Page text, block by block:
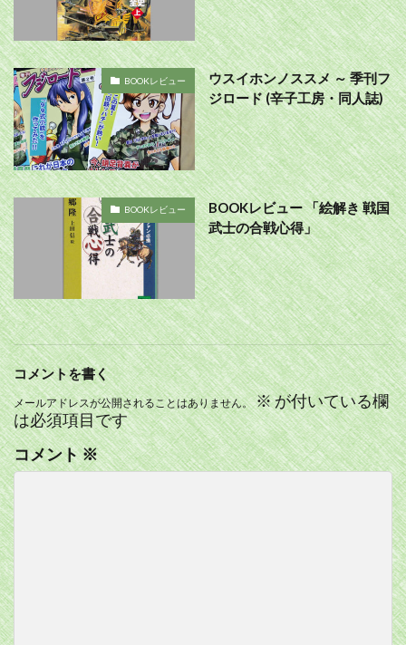
BOOKレビュー
ウスイホンノススメ ～ 季刊フ
ジロード (辛子工房・同人誌)
BOOKレビュー
BOOKレビュー 「絵解き 戦国
武士の合戦心得」
コメントを書く
メールアドレスが公開されることはありません。 ※が付いている欄
は必須項目です
コメント※